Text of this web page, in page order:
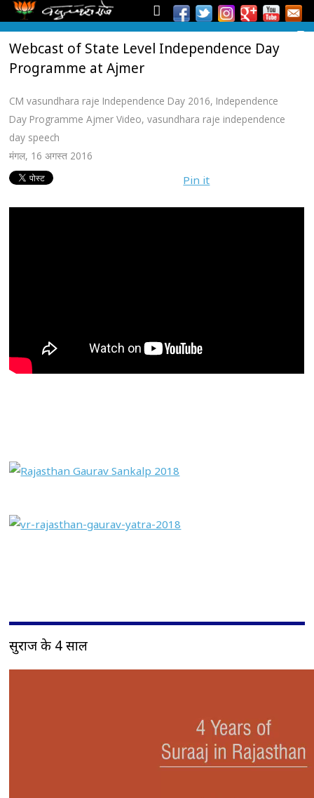
Webcast of State Level Independence Day
Programme at Ajmer
CM vasundhara raje Independence Day 2016, Independence
Day Programme Ajmer Video,vasundhara raje independence
day speech
मंगल, 16 अगस्त 2016
Pin it
सुराज के 4 साल